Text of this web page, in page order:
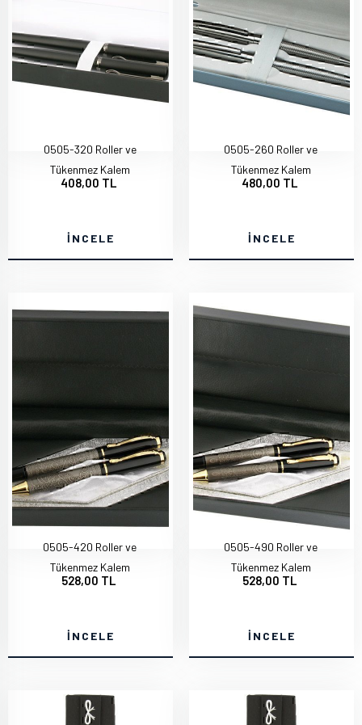
0505-320 Roller ve
Tükenmez Kalem
408,00 TL
İNCELE
0505-260 Roller ve
Tükenmez Kalem
480,00 TL
İNCELE
0505-420 Roller ve
Tükenmez Kalem
528,00 TL
İNCELE
0505-490 Roller ve
Tükenmez Kalem
528,00 TL
İNCELE